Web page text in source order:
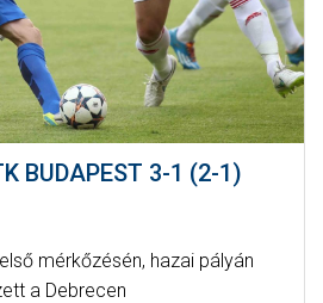
BUDAPEST 3-1 (2-1)
mérkőzésén, hazai pályán
a Debrecen